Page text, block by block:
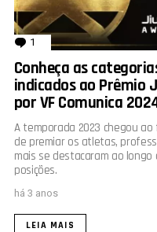
1 comentário
Conheça as
indicados ao Prêmio
por VF Comunica
A temporada 2023 chegou
de premiar os atletas,
mais se destacaram ao longo
posições.
há 3 anos
LEIA MAIS